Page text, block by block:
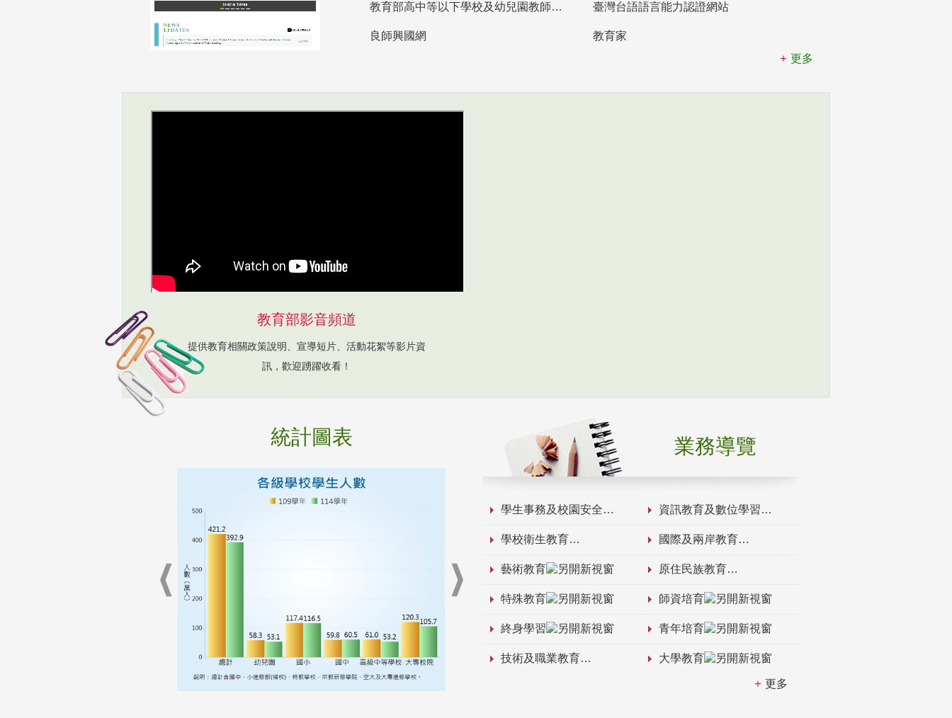
教育部高中等以下學校及幼兒園教師資格檢定考試 臺灣台語語言能力認證網站
良師興國網
教育家
更多
教育部影音頻道
提供教育相關政策說明、宣導短片、活動花絮等影片資
訊，歡迎踴躍收看！
統計圖表 業務導覽
學生事務及校園安全 資訊教育及數位學習
學校衛生教育 國際及兩岸教育
藝術教育 原住民族教育
特殊教育 師資培育
終身學習 青年培育
技術及職業教育 大學教育
更多